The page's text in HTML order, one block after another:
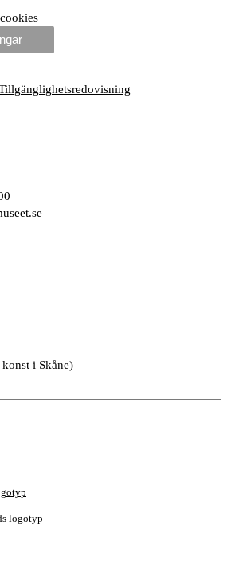
i Skåne)